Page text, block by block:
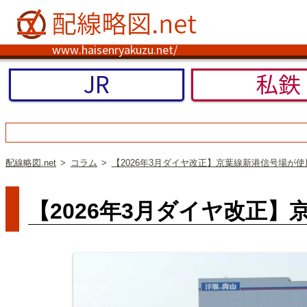
www.haisenryakuzu.net/
JR 私鉄
配線略図.net コラム 【2026年3月ダイヤ改正】京葉線新港信号場が
【2026年3月ダイヤ改正】